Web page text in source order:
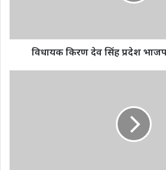
गए
विधायक किरण देव सिंह प्रदेश